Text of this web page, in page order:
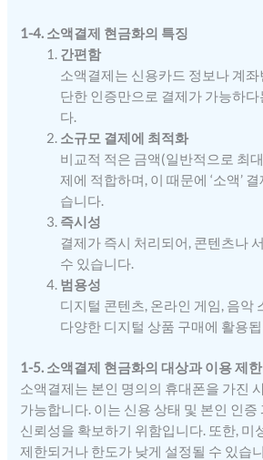
1-4. 소액결제 현금화의 특징
간편함
소액결제는 신용카드 정보나 계
단한 인증만으로 결제가 가능하
다.
소규모 결제에 최적화
비교적 적은 금액(일반적으로 최
제에 적합하며, 이 때문에 ‘소액’
습니다.
즉시성
결제가 즉시 처리되어, 콘텐츠나
수 있습니다.
범용성
디지털 콘텐츠, 온라인 게임, 음악
다양한 디지털 상품 구매에 활용
1-5. 소액결제 현금화의 대상과 이용 제한
소액결제는 본인 명의의 휴대폰을 가진
가능합니다. 이는 신용 상태 및 본인 인증
신뢰성을 확보하기 위함입니다. 또한, 미
제한되거나 한도가 낮게 설정될 수 있습